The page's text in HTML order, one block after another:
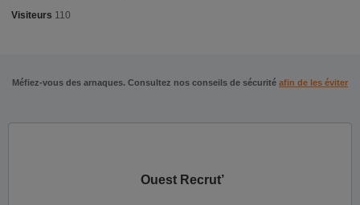
Visiteurs 110
Méfiez-vous des arnaques. Consultez nos conseils de sécurité afin de les éviter
Ouest Recrut’